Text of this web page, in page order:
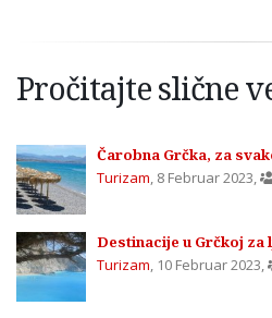
Pročitajte slične
Čarobna Grčka, za
Turizam, 8 Februar 2023,
Destinacije u Grčkoj
Turizam, 10 Februar 2023,